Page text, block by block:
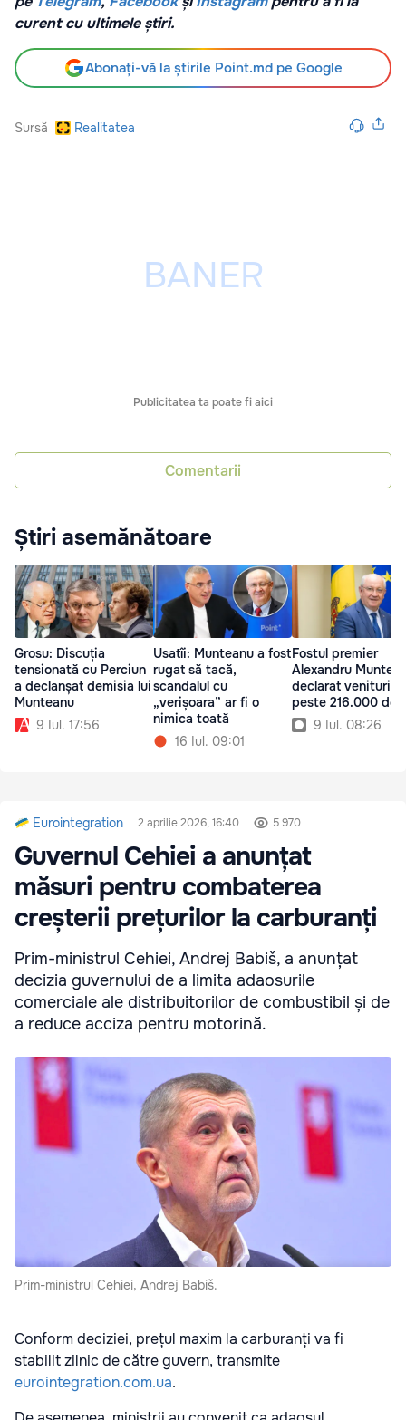
curent cu ultimele știri.
Abonați-vă la știrile Point.md pe Google
Sursă Realitatea
Publicitatea ta poate fi aici
Comentarii
Știri asemănătoare
Grosu: Discuția
tensionată cu Perciun
a declanșat demisia lui
Munteanu
9 Iul. 17:56
Usatîi: Munteanu a fost
rugat să tacă,
scandalul cu
„verișoara” ar fi o
nimica toată
16 Iul. 09:01
Fostul premier
Alexandru
declarat venituri
peste 216.000 de
9 Iul. 08:26
Eurointegration 2 aprilie 2026, 16:40 5 970
Guvernul Cehiei a anunțat
măsuri pentru combaterea
creșterii prețurilor la carburanți
Prim-ministrul Cehiei, Andrej Babiš, a anunțat
decizia guvernului de a limita adaosurile
comerciale ale distribuitorilor de combustibil și de
a reduce acciza pentru motorină.
Prim-ministrul Cehiei, Andrej Babiš.
Conform deciziei, prețul maxim la carburanți va fi
stabilit zilnic de către guvern, transmite
eurointegration.com.ua.